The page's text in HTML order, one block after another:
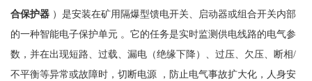
合保护器 ）是安装在矿用隔爆型馈电开关、启动器或组合开关内部
的一种智能电子保护单元 。它的任务是实时监测供电线路的电气参
数，并在出现短路、过载、漏电（绝缘下降）、过压、欠压、断相/
不平衡等异常或故障时，切断电源 ，防止电气事故扩大化，人身安